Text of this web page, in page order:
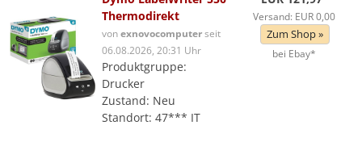
Thermodirekt
vonexnovocomputerseit
06.08.2026, 20:31 Uhr
Produktgruppe:
Drucker
Zustand: Neu
Standort: 47*** IT
Versand: EUR 0,00
Zum Shop »
bei Ebay*